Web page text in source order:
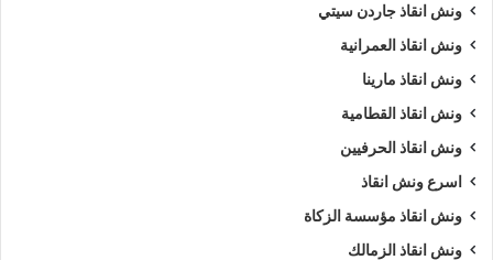
ونش انقاذ جاردن سيتي
ونش انقاذ العمرانية
ونش انقاذ مارينا
ونش انقاذ القطامية
ونش انقاذ الحرفيين
اسرع ونش انقاذ
ونش انقاذ مؤسسة الزكاة
ونش انقاذ الزمالك